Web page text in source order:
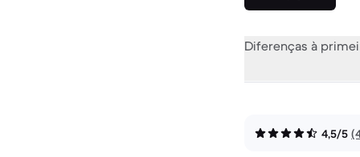
Diferenças à
4,5/5